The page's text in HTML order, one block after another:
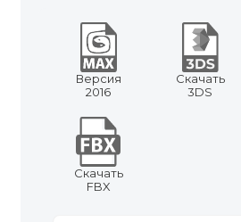
Версия
2016
Скачать
3DS
Скачать
FBX